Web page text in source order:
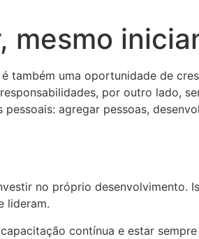
mesmo
também uma oportunidade de
por outro lado,
agregar pessoas,
no próprio desenvolvimento.
lideram.
contínua e estar